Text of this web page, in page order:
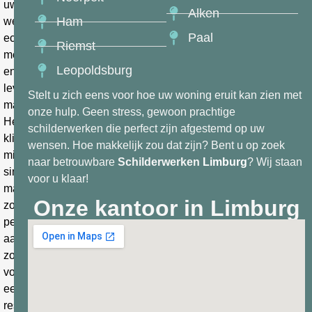
uw
wensen
echt
mee
en
leveren
maatwerk.
Het
klinkt
misschien
simpel,
maar
zo’n
persoonlijke
aanpak
zorgt
voor
een
resultaat
Ham
Riemst
Leopoldsburg
Alken
Paal
Stelt u zich eens voor hoe uw woning eruit kan zien met
onze hulp. Geen stress, gewoon prachtige
schilderwerken die perfect zijn afgestemd op uw
wensen. Hoe makkelijk zou dat zijn? Bent u op zoek
naar betrouwbare Schilderwerken Limburg? Wij staan
voor u klaar!
Onze kantoor in Limburg